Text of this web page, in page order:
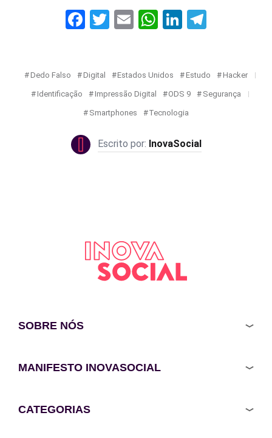
Facebook
Twitter
EmailWhatsApp
LinkedIn
Dedo Falso Digital Estados Unidos Estudo Hacker
Identificação Impressão Digital ODS 9 Segurança
Smartphones Tecnologia
InovaSocial
SOBRE NÓS
MANIFESTO INOVASOCIAL
CATEGORIAS